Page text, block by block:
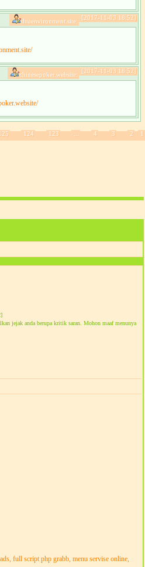
[2017-11-03 18:52]
dnaenvironment.site:
[2017-11-03 18:52]
chinesepoker.website:
1
2
3
4
123
124
jejak anda berupa kritik saran. Mohon maaf menunya
full script php grabb, menu servise online,